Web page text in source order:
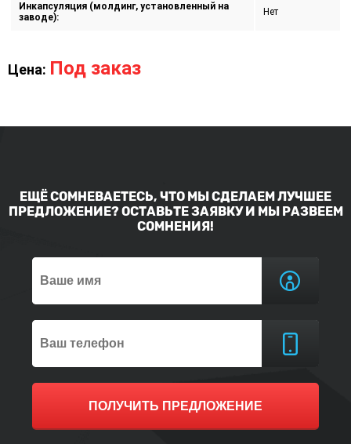
Инкапсуляция (молдинг, установленный на
заводе):
Нет
Цена: Под заказ
ЕЩЁ СОМНЕВАЕТЕСЬ, ЧТО МЫ СДЕЛАЕМ ЛУЧШЕЕ
ПРЕДЛОЖЕНИЕ? ОСТАВЬТЕ ЗАЯВКУ И МЫ РАЗВЕЕМ
СОМНЕНИЯ!
ПОЛУЧИТЬ ПРЕДЛОЖЕНИЕ